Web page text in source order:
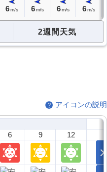
6 m/s 6 m/s 6 m/s 6 m/s
2週間天気
アイコンの説明
6 9 12